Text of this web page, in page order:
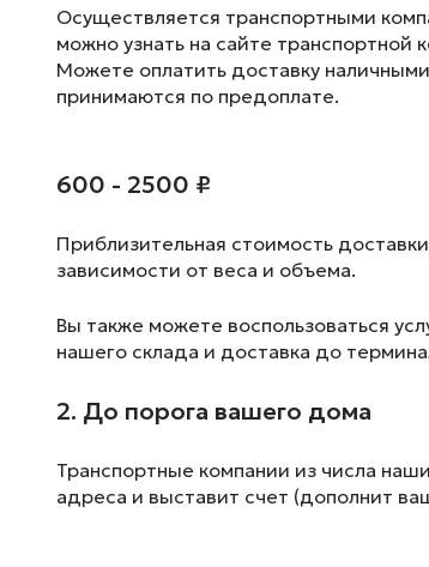
Осуществляется транспортными
можно узнать на сайте транспортной
Можете оплатить доставку
принимаются по предоплате.
600 - 2500 ₽
Приблизительная стоимость
зависимости от веса и объема.
Вы также можете воспользоваться
нашего склада и доставка до
2. До порога вашего дома
Транспортные компании из числа
адреса и выставит счет (дополнит